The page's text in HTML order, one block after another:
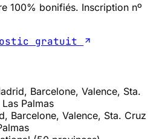
100% bonifiés. Inscription nº
gratuit
Barcelone, Valence, Sta.
Palmas
Barcelone, Valence, Sta. Cruz